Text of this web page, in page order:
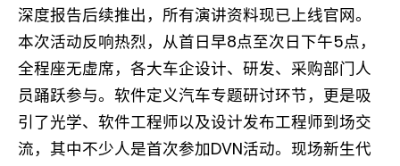
深度报告后续推出，所有演讲资料现已上线官网。
本次活动反响热烈，从首日早8点至次日下午5点，
全程座无虚席，各大车企设计、研发、采购部门人
员踊跃参与。软件定义汽车专题研讨环节，更是吸
引了光学、软件工程师以及设计发布工程师到场交
流，其中不少人是首次参加DVN活动。现场新生代